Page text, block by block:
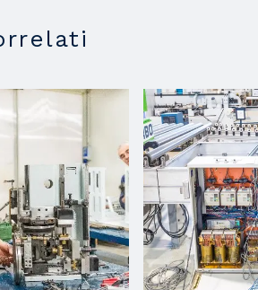
da CN
a marchio CE